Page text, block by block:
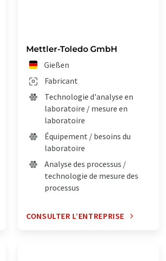
Mettler-Toledo GmbH
Gießen
Fabricant
Technologie d'analyse en
laboratoire / mesure en
laboratoire
Équipement / besoins du
laboratoire
Analyse des processus /
technologie de mesure des
processus
CONSULTER L’ENTREPRISE